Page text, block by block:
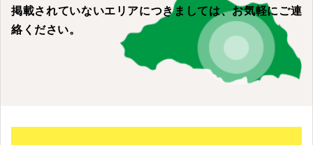
掲載されていないエリアにつきましては、お気軽にご連
絡ください。